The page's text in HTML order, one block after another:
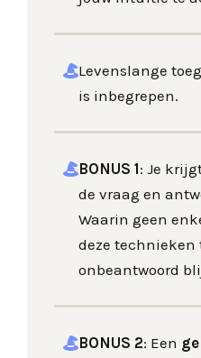
Levenslange
is inbegrepen.
BONUS 1: Je
de vraag en
Waarin geen
deze technieken
onbeantwoord
BONUS 2: Een